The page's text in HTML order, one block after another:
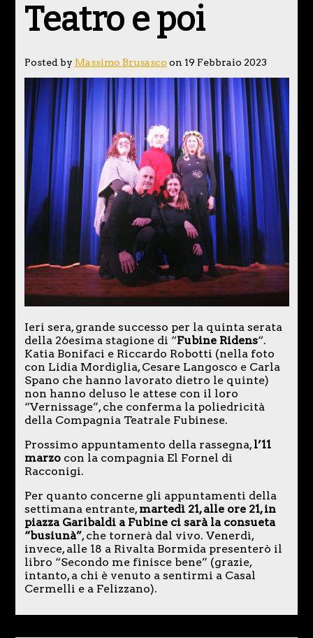
Teatro e poi
Posted by Massimo Brusasco on 19 Febbraio 2023
Ieri sera, grande successo per la quinta serata
della 26esima stagione di “Fubine Ridens“.
Katia Bonifaci e Riccardo Robotti (nella foto
con Lidia Mordiglia, Cesare Langosco e Carla
Spano che hanno lavorato dietro le quinte)
non hanno deluso le attese con il loro
“Vernissage”, che conferma la poliedricità
della Compagnia Teatrale Fubinese.
Prossimo appuntamento della rassegna,l’11
marzocon la compagnia El Fornel di
Racconigi.
Per quanto concerne gli appuntamenti della
settimana entrante,martedì 21, alle ore 21, in
piazza Garibaldi a Fubine ci sarà la consueta
“busiunà”, che tornerà dal vivo. Venerdì,
invece, alle 18 a Rivalta Bormida presenterò il
libro “Secondo me finisce bene” (grazie,
intanto, a chi è venuto a sentirmi a Casal
Cermelli e a Felizzano).